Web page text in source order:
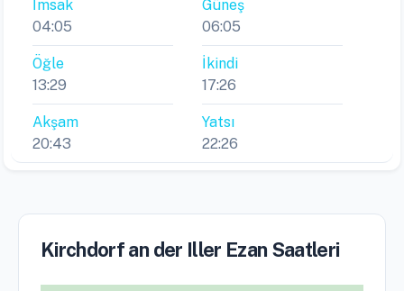
İmsak
04:05
Güneş
06:05
Öğle
13:29
İkindi
17:26
Akşam
20:43
Yatsı
22:26
Kirchdorf an der Iller Ezan Saatleri